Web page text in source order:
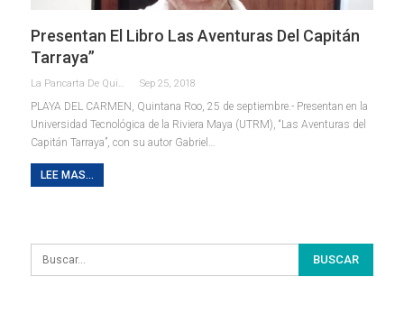
Presentan El Libro Las Aventuras Del Capitán
Tarraya”
La Pancarta De Quintana Roo Sep 25, 2018
PLAYA DEL CARMEN, Quintana Roo, 25 de septiembre.- Presentan en la
Universidad Tecnológica de la Riviera Maya (UTRM), “Las Aventuras del
Capitán Tarraya”, con su autor Gabriel…
LEE MAS...